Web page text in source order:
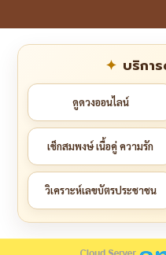
บริกา
ดูดวงออนไลน์
เช็กสมพงษ์ เนื้อคู่ ความรัก
วิเคราะห์เลขบัตรประชาชน